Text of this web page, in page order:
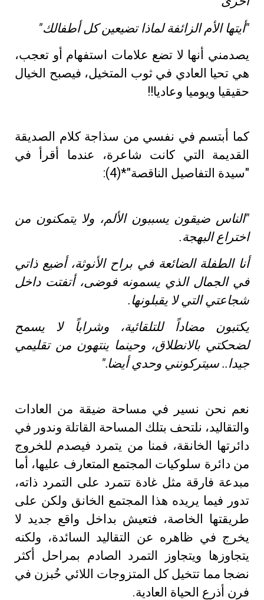
"أيتها الأم الزائفة لماذا تضيعين كل أطفالك"
يصدمني أنها لا تضع علامات استفهام أو تعجب،
هي تحيا العادي في ثوب المتخيل، فيصبح الخيال
حقيقيا ويوميا وعاديا!!
كما أبتسم في نفسي من سذاجة كلام الصديقة
القديمة التي كانت شاعرة، عندما أقرأ في
"سيدة التفاصيل الناقصة"*(4):
"الناس ضيقون يسببون الألم، ولا يتمكنون من
اختراع البهجة.
أنا الطفلة الضائعة في براح الأنوثة، أضيع ذاتي
في الجمال الذي يسمونه فوضى، أتفتت داخل
شجاعتي التي لا يقبلونها.
يكتبون مضاداً للتلقائية، وشراباً لا يسمح
لضحكتي بالانطلاق، وحينما ينتهون من تقليمي
جيدا.. سيتركونني وحدي أيضا."
نعم نحن نسير في مساحة ضيقة من العادات
والتقاليد، نلتحف بتلك المساحة القاتلة وندور في
دائرتها الخانقة، فمنا من يتمرد فيصدم للخروج
من دائرة سلوكيات المجتمع المتعارف عليها، أما
مبدعة فارقة مثل غادة تتمرد على التمرد ذاته،
تدور فيما يريده هذا المجتمع الخانق ولكن على
طريقتها الخاصة، فتعيش بداخل واقع جديد لا
يخرج في ظاهره عن التقاليد السائدة، ولكنه
يتجاوزها ويتجاوز التمرد الصادم بمراحل أكثر
نضجا مما تتخيل كل المتزوجات اللائي خُبزن في
فرن أذرع الحياة العادية.